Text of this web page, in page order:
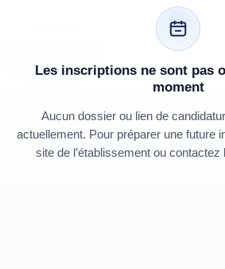
Les inscriptions ne sont pas
moment
Aucun dossier ou lien de
actuellement. Pour préparer une future
site de l’établissement ou